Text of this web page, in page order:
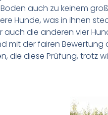
auch zu keinem
Hunde, was in ihnen
auch die anderen vier
mit der fairen Bewertung
die diese Prüfung, trotz